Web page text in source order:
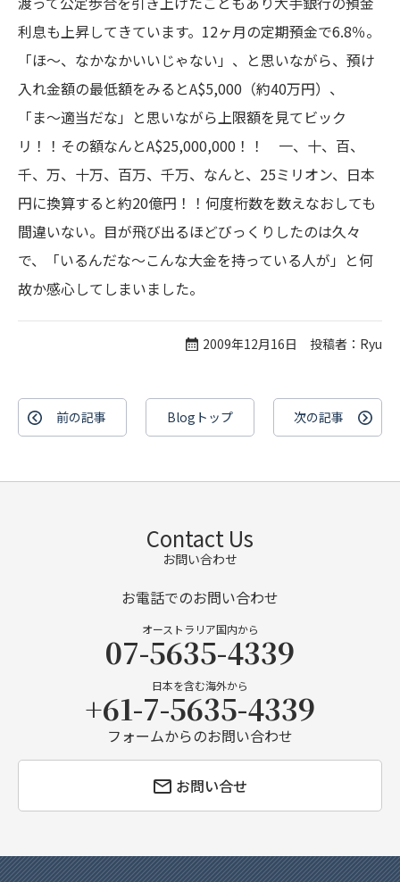
利息も上昇してきています。12ヶ月の定期預金で6.8％。
「ほ〜、なかなかいいじゃない」、と思いながら、預け
入れ金額の最低額をみるとA$5,000（約40万円）、
「ま〜適当だな」と思いながら上限額を見てビック
リ！！その額なんとA$25,000,000！！ 一、十、百、
千、万、十万、百万、千万、なんと、25ミリオン、日本
円に換算すると約20億円！！何度桁数を数えなおしても
間違いない。目が飛び出るほどびっくりしたのは久々
で、「いるんだな〜こんな大金を持っている人が」と何
故か感心してしまいました。
2009年12月16日 投稿者：Ryu
前の記事 Blogトップ 次の記事
Contact Us
お問い合わせ
お電話でのお問い合わせ
オーストラリア国内から
07-5635-4339
日本を含む海外から
+61-7-5635-4339
フォームからのお問い合わせ
お問い合せ